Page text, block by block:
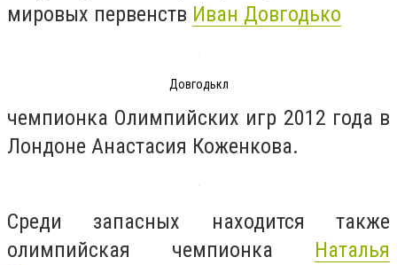
мировых первенств Иван Довгодько
Довгодькл
чемпионка Олимпийских игр 2012 года в
Лондоне Анастасия Коженкова.
Среди запасных находится также
олимпийская чемпионка Наталья